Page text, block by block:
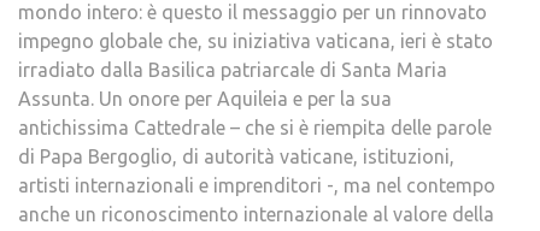
mondo intero: è questo il messaggio per un rinnovato
impegno globale che, su iniziativa vaticana, ieri è stato
irradiato dalla Basilica patriarcale di Santa Maria
Assunta. Un onore per Aquileia e per la sua
antichissima Cattedrale – che si è riempita delle parole
di Papa Bergoglio, di autorità vaticane, istituzioni,
artisti internazionali e imprenditori -, ma nel contempo
anche un riconoscimento internazionale al valore della